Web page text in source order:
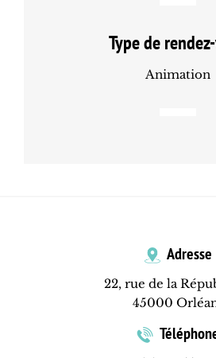
Type de
Animation
Adresse
22, rue de la
45000